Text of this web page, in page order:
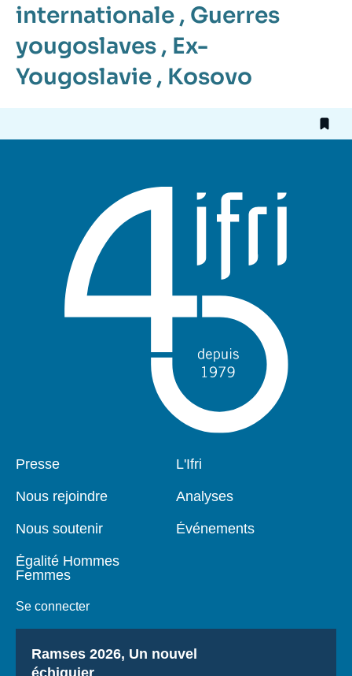
internationale , Guerres
yougoslaves , Ex-
Yougoslavie , Kosovo
Pied
Presse
Nous rejoindre
Nous soutenir
Égalité Hommes
Femmes
Se connecter
Navigation
L'Ifri
Analyses
Événements
Titre
Ramses 2026, Un nouvel
échiquier